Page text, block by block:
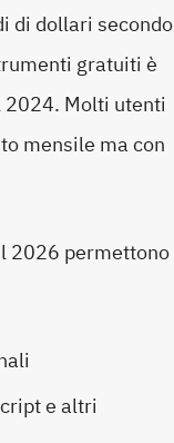
di dollari secondo
gratuiti è
Molti utenti
mensile ma con
2026 permettono
e altri